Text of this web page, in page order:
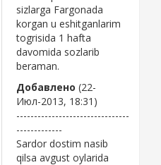
sizlarga Fargonada
korgan u eshitganlarim
togrisida 1 hafta
davomida sozlarib
beraman.
Добавлено (22-
Июл-2013, 18:31)
--------------------------------
-------------
Sardor dostim nasib
qilsa avgust oylarida